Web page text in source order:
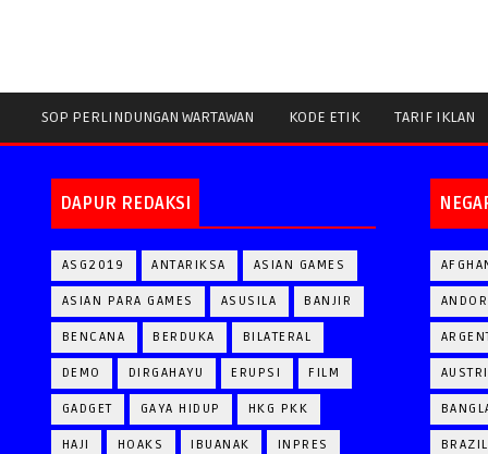
SOP PERLINDUNGAN WARTAWAN KODE ETIK TARIF IKLAN
DAPUR REDAKSI
ASG2019 ANTARIKSA ASIAN GAMES
ASIAN PARA GAMES ASUSILA BANJIR
BENCANA BERDUKA BILATERAL
DEMO DIRGAHAYU ERUPSI FILM
GADGET GAYA HIDUP HKG PKK
HAJI HOAKS IBUANAK INPRES BRAZIL